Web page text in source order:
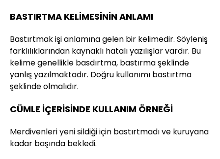
BASTIRTMA KELİMESİNİN ANLAMI
Bastırtmak işi anlamına gelen bir kelimedir. Söyleniş
farklılıklarından kaynaklı hatalı yazılışlar vardır. Bu
kelime genellikle basdırtma, bastırma şeklinde
yanlış yazılmaktadır. Doğru kullanımı bastırtma
şeklinde olmalıdır.
CÜMLE İÇERİSİNDE KULLANIM ÖRNEĞİ
Merdivenleri yeni sildiği için bastırtmadı ve kuruyana
kadar başında bekledi.